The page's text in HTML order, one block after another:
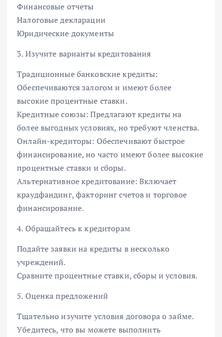
Финансовые отчеты
Налоговые декларации
Юридические документы
3. Изучите варианты кредитования
Традиционные банковские кредиты:
Обеспечиваются залогом и имеют более
высокие процентные ставки.
Кредитные союзы: Предлагают кредиты на
более выгодных условиях, но требуют членства.
Онлайн-кредиторы: Обеспечивают быстрое
финансирование, но часто имеют более высокие
процентные ставки и сборы.
Альтернативное кредитование: Включает
краудфандинг, факторинг счетов и торговое
финансирование.
4. Обращайтесь к кредиторам
Подайте заявки на кредиты в несколько
учреждений.
Сравните процентные ставки, сборы и условия.
5. Оценка предложений
Тщательно изучите условия договора о займе.
Убедитесь, что вы можете выполнить